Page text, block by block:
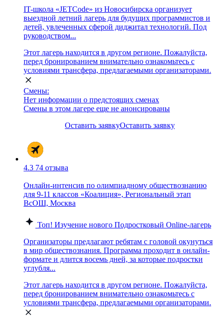
IT-школа «JETCode» из Новосибирска организует
выездной летний лагерь для будущих программистов и
детей, увлеченных сферой диджитал технологий. Под
руководством...
Этот лагерь находится в другом регионе. Пожалуйста,
перед бронированием внимательно ознакомьтесь с
условиями трансфера, предлагаемыми организаторами.
Смены:
Нет информации о предстоящих сменах
Смены в этом лагере еще не анонсированы
Оставить заявкуОставить заявку
4.3 74 отзыва
Онлайн-интенсив по олимпиадному обществознанию
для 9-11 классов «Коалиция», Региональный этап
ВсОШ, Москва
Топ! Изучение нового Подростковый Online-лагерь
Организаторы предлагают ребятам с головой окунуться
в мир обществознания. Программа проходит в онлайн-
формате и длится восемь дней, за которые подростки
углубля...
Этот лагерь находится в другом регионе. Пожалуйста,
перед бронированием внимательно ознакомьтесь с
условиями трансфера, предлагаемыми организаторами.